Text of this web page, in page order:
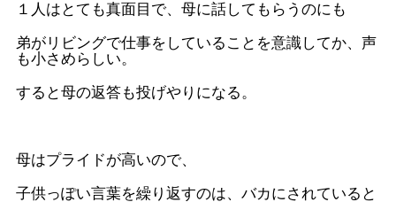
１人はとても真面目で、母に話してもらうのにも
弟がリビングで仕事をしていることを意識してか、声
も小さめらしい。
すると母の返答も投げやりになる。
母はプライドが高いので、
子供っぽい言葉を繰り返すのは、バカにされていると